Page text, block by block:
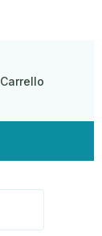
Carrello